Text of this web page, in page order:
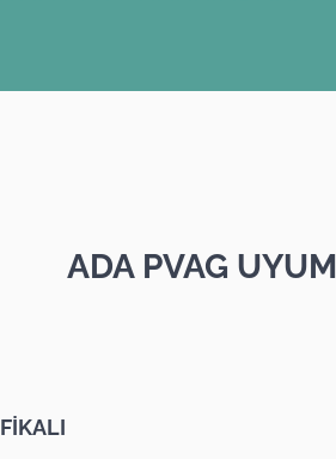
ADA PVAG